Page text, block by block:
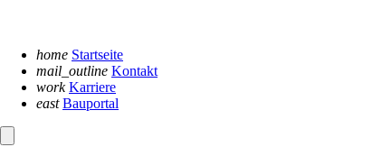
home Startseite
mail_outline Kontakt
work Karriere
east Bauportal